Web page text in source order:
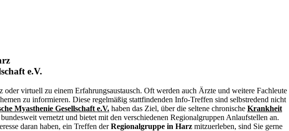
e.V.
virtuell zu einem Erfahrungsaustausch. Oft werden auch Ärzte und weitere Fachleute
zu informieren. Diese regelmäßig stattfindenden Info-Treffen sind selbstredend nicht
Myasthenie Gesellschaft e.V. haben das Ziel, über die seltene chronische Krankheit
vernetzt und bietet mit den verschiedenen Regionalgruppen Anlaufstellen an.
daran haben, ein Treffen derRegionalgruppe in Harz mitzuerleben, sind Sie gerne